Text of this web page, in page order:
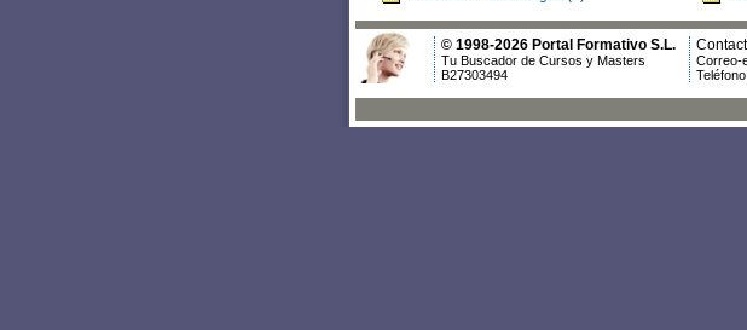
© 1998-2026 Portal Formativo S.L.
Tu Buscador de Cursos y Masters
B27303494
Correo-